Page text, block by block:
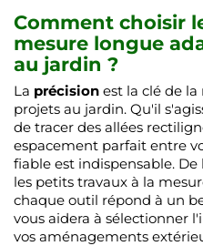
Comment choisir
mesure longue
au jardin ?
La précision est la clé de
projets au jardin. Qu'il
de tracer des allées
espacement parfait entre
fiable est indispensable.
les petits travaux à la
chaque outil répond à un
vous aidera à sélectionner
vos aménagements